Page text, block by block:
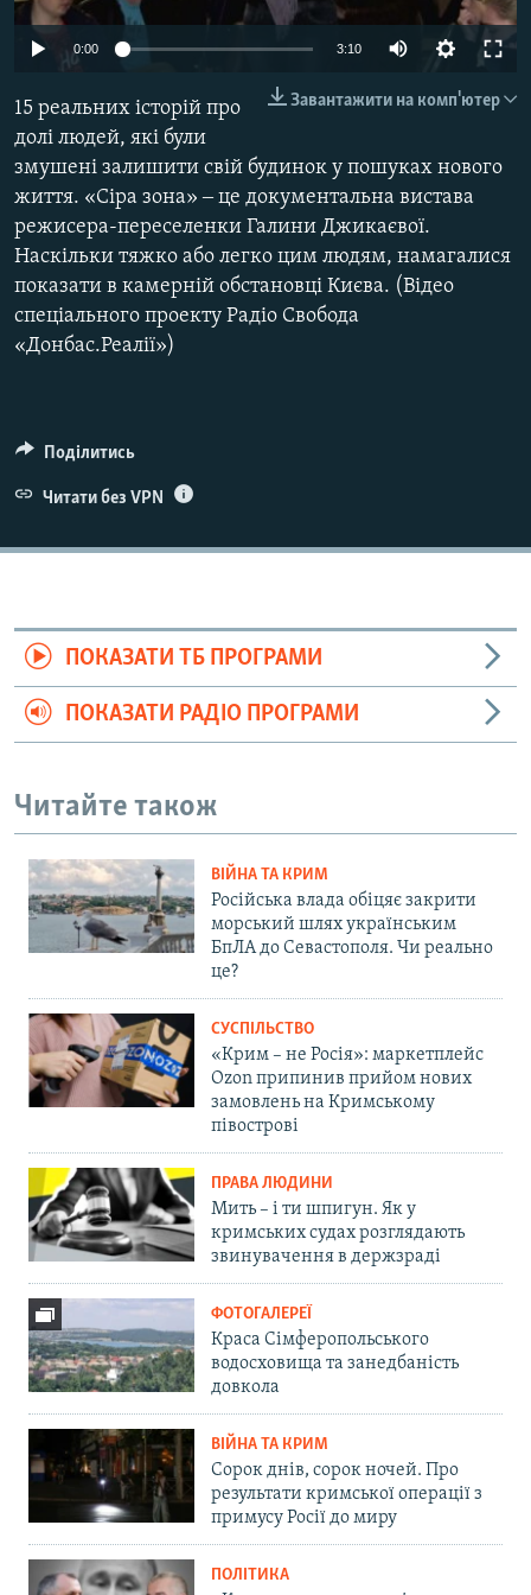
ВІДЕОУРОКИ «ELIFBE»
СВІДЧЕННЯ ОКУПАЦІЇ
УКРАЇНСЬКА ПРОБЛЕМА КРИМУ
ІНФОГРАФІКА
Русский
ДОЛУЧАЙСЯ!
Усі сайти RFE/RL
0:00 3:10
Завантажити на комп'ютер
15 реальних історій про
долі людей, які були
змушені залишити свій будинок у пошуках нового
життя. «Сіра зона» ‒ це документальна вистава
режисера-переселенки Галини Джикаєвої.
Наскільки тяжко або легко цим людям, намагалися
показати в камерній обстановці Києва. (Відео
спеціального проекту Радіо Свобода
«Донбас.Реалії»)
Поділитись
Читати без VPN
ПОКАЗАТИ ТБ ПРОГРАМИ
ПОКАЗАТИ РАДІО ПРОГРАМИ
Читайте також
ВІЙНА ТА КРИМ
Російська влада обіцяє закрити
морський шлях українським
БпЛА до Севастополя. Чи реально
це?
СУСПІЛЬСТВО
«Крим – не Росія»: маркетплейс
Ozon припинив прийом нових
замовлень на Кримському
півострові
ПРАВА ЛЮДИНИ
Мить – і ти шпигун. Як у
кримських судах розглядають
звинувачення в держзраді
ФОТОГАЛЕРЕЇ
Краса Сімферопольського
водосховища та занедбаність
довкола
ВІЙНА ТА КРИМ
Сорок днів, сорок ночей. Про
результати кримської операції з
примусу Росії до миру
ПОЛІТИКА